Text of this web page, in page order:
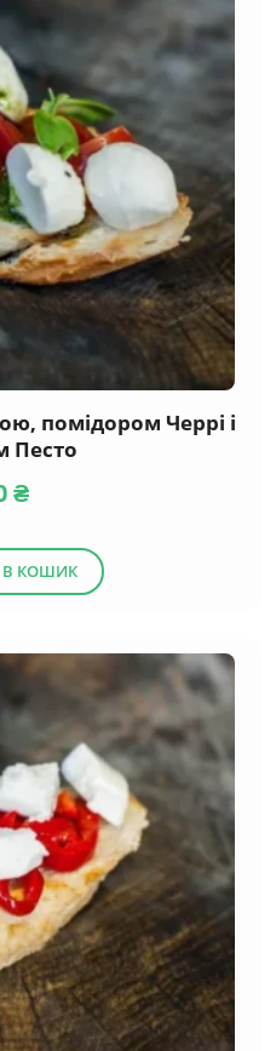
помідором Черрі і
Песто
₴
В КОШИК